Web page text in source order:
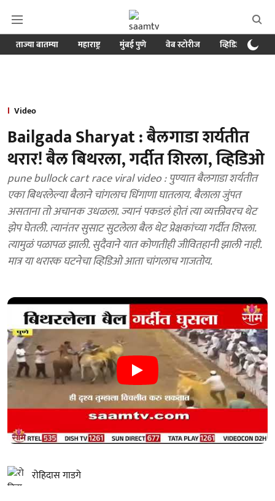
ताज्या बातम्या महाराष्ट्र मुंबई पुणे वेब स्टोरीज व्हिडिओ
Video
Bailgada Sharyat : बैलगाडा शर्यतीत
थरार! बैल बिथरला, गर्दीत शिरला, व्हिडिओ
pune bullock cart race viral video : पुण्यात बैलगाडा शर्यतीत
एका बिथरलेल्या बैलाने चांगलाच धिंगाणा घातलाय. बैलाला जुंपत
असताना तो अचानक उधळला. ज्यानं पकडलं होतं त्या व्यक्तीवरच थेट
झेप घेतली. त्यानंतर सुसाट सुटलेला बैल थेट प्रेक्षकांच्या गर्दीत शिरला.
त्यामुळं पळापळ झाली. सुदैवाने यात कोणतीही जीवितहानी झाली नाही.
मात्र या थरारक घटनेचा व्हिडिओ आता चांगलाच गाजतोय.
रोहिदास गाडगे